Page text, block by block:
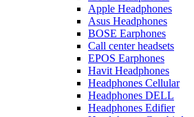
Apple Headphones
Asus Headphones
BOSE Earphones
Call center headsets
EPOS Earphones
Havit Headphones
Headphones Cellular
Headphones DELL
Headphones Edifier